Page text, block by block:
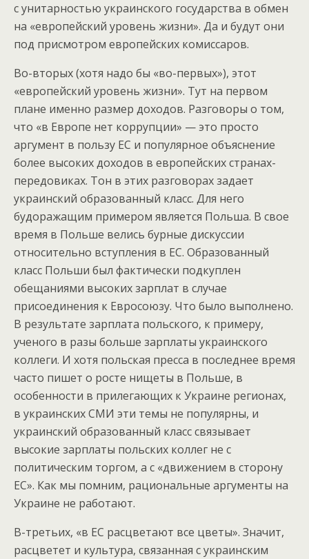
с унитарностью украинского государства в обмен
на «европейский уровень жизни». Да и будут они
под присмотром европейских комиссаров.
Во-вторых (хотя надо бы «во-первых»), этот
«европейский уровень жизни». Тут на первом
плане именно размер доходов. Разговоры о том,
что «в Европе нет коррупции» — это просто
аргумент в пользу ЕС и популярное объяснение
более высоких доходов в европейских странах-
передовиках. Тон в этих разговорах задает
украинский образованный класс. Для него
будоражащим примером является Польша. В свое
время в Польше велись бурные дискуссии
относительно вступления в ЕС. Образованный
класс Польши был фактически подкуплен
обещаниями высоких зарплат в случае
присоединения к Евросоюзу. Что было выполнено.
В результате зарплата польского, к примеру,
ученого в разы больше зарплаты украинского
коллеги. И хотя польская пресса в последнее время
часто пишет о росте нищеты в Польше, в
особенности в прилегающих к Украине регионах,
в украинских СМИ эти темы не популярны, и
украинский образованный класс связывает
высокие зарплаты польских коллег не с
политическим торгом, а с «движением в сторону
ЕС». Как мы помним, рациональные аргументы на
Украине не работают.
В-третьих, «в ЕС расцветают все цветы». Значит,
расцветет и культура, связанная с украинским